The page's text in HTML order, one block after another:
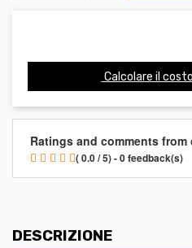
Calcolare il
Ratings and comments
( 0.0 / 5) - 0 feedback(s)
DESCRIZIONE